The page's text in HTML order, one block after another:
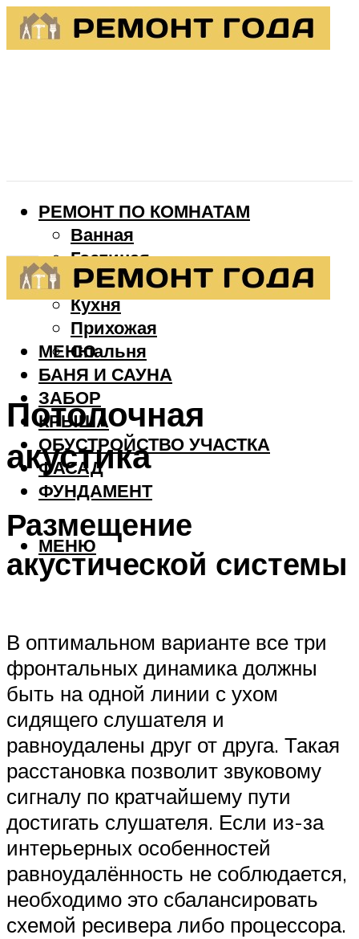
РЕМОНТ ПО КОМНАТАМ
Ванная
Гостиная
Детская
Кухня
Прихожая
Спальня
БАНЯ И САУНА
ЗАБОР
КРЫША
ОБУСТРОЙСТВО УЧАСТКА
ФАСАД
ФУНДАМЕНТ
МЕНЮ
МЕНЮ
Потолочная
акустика
Размещение
акустической системы
В оптимальном варианте все три
фронтальных динамика должны
быть на одной линии с ухом
сидящего слушателя и
равноудалены друг от друга. Такая
расстановка позволит звуковому
сигналу по кратчайшему пути
достигать слушателя. Если из-за
интерьерных особенностей
равноудалённость не соблюдается,
необходимо это сбалансировать
схемой ресивера либо процессора.